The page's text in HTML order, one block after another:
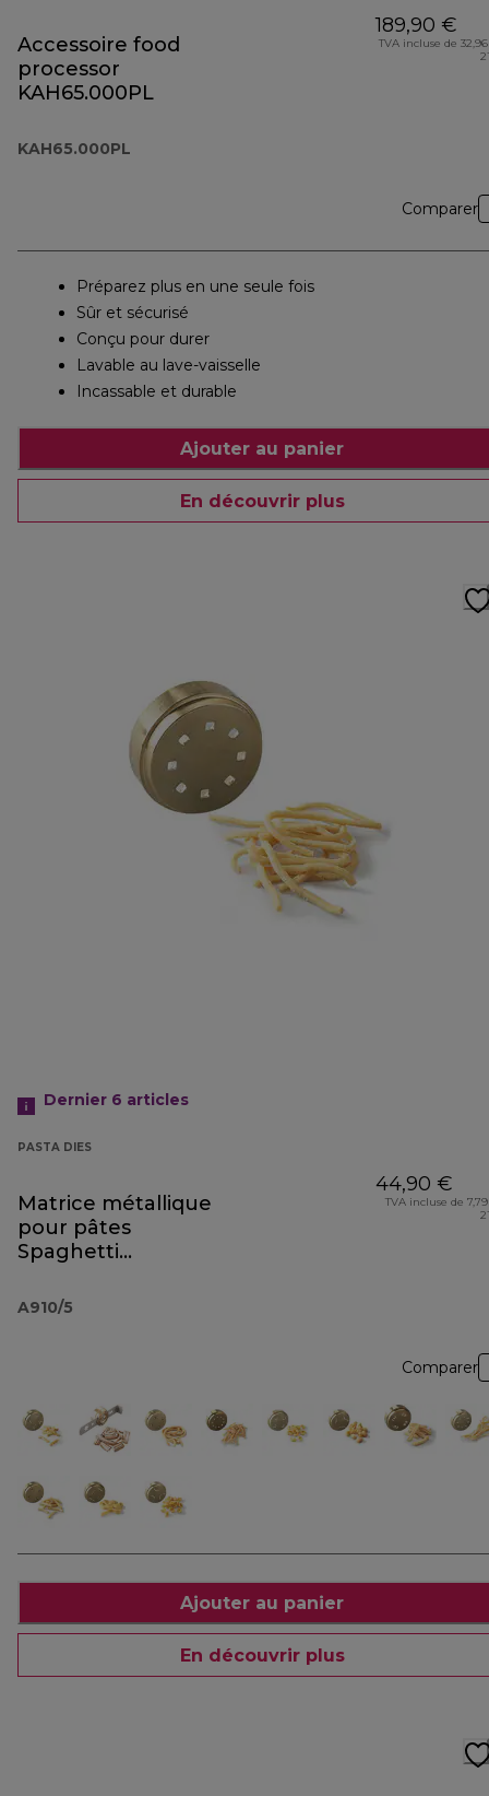
Accessoire food
processor
KAH65.000PL
KAH65.000PL
189,90 €
TVA incluse de
Comparer
Préparez plus en une seule fois
Sûr et sécurisé
Conçu pour durer
Lavable au lave-vaisselle
Incassable et durable
Ajouter au panier
En découvrir plus
Dernier 6 articles
PASTA DIES
Matrice métallique
pour pâtes
Spaghetti
A910/5
44,90 €
TVA incluse de
Comparer
Ajouter au panier
En découvrir plus